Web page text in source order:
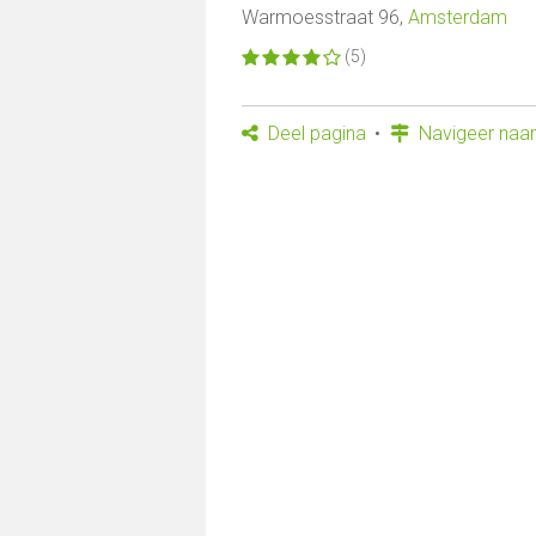
Warmoesstraat 96, Amsterdam
(5)
Deel pagina Navigeer